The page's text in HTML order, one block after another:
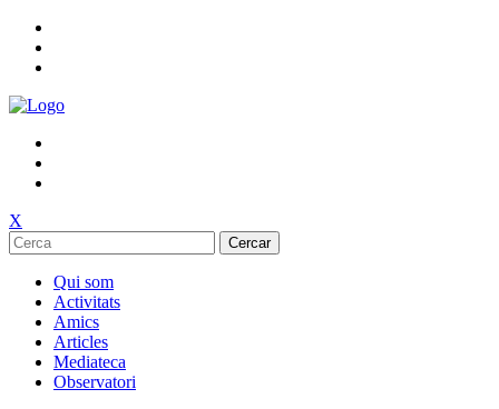
X
Cercar
Qui som
Activitats
Amics
Articles
Mediateca
Observatori